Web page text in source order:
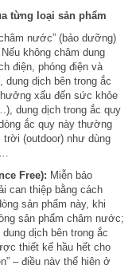
từng loại sản phẩm
nước” (bảo dưỡng)
không châm dung
điện, phóng điện và
dịch bên trong ắc
xấu đến sức khỏe
dung dịch trong ắc quy
ắc quy này thường
(outdoor) như dùng
Free): Miễn bảo
can thiệp bằng cách
sản phẩm này, khi
sản phẩm châm nước;
dịch bên trong ắc
thiết kế hầu hết cho
– điều này thể hiện ở